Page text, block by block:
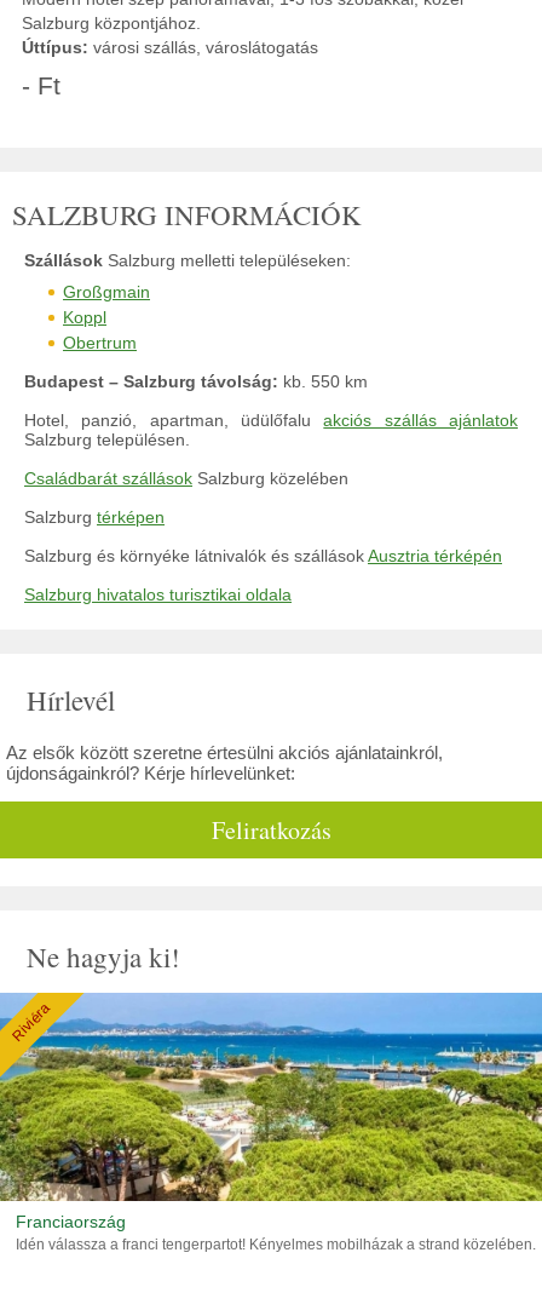
Salzburg központjához.
Úttípus: városi szállás, városlátogatás
- Ft
SALZBURG INFORMÁCIÓK
Szállások Salzburg melletti településeken:
Großgmain
Koppl
Obertrum
Budapest – Salzburg távolság: kb. 550 km
Hotel, panzió, apartman, üdülőfaluakciós szállás ajánlatok
Salzburg településen.
Családbarát szállások Salzburg közelében
Salzburg térképen
Salzburg és környéke látnivalók és szállásokAusztria térképén
Salzburg hivatalos turisztikai oldala
Hírlevél
Az elsők között szeretne értesülni akciós ajánlatainkról,
újdonságainkról? Kérje hírlevelünket:
Feliratkozás
Ne hagyja ki!
Riviéra
Franciaország
Idén válassza a franci tengerpartot! Kényelmes mobilházak a strand közelében.